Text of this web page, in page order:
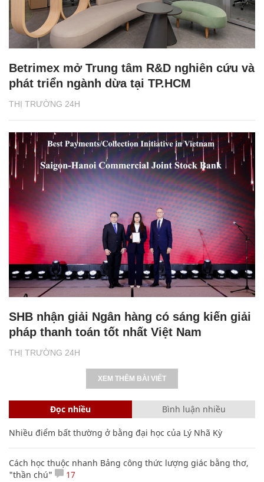
THỊ TRƯỜNG 24H
Betrimex mở Trung tâm R&D nghiên cứu và
phát triển ngành dừa tại TP.HCM
THỊ TRƯỜNG 24H
SHB nhận giải Ngân hàng có sáng kiến giải
pháp thanh toán tốt nhất Việt Nam
XEM THÊM BÀI VIẾT
Đọc nhiều Bình luận nhiều
Nhiều điểm bất thường ở bằng đại học của Lý Nhã Kỳ
Cách học thuộc nhanh Bảng công thức lượng giác bằng thơ,
"thần chú"
17